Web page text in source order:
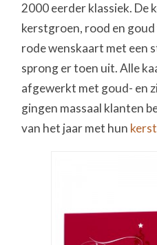
2000 eerder klassiek. De
kerstgroen, rood en goud
rode wenskaart met een
sprong er toen uit. Alle
afgewerkt met goud- en
gingen massaal klanten
van het jaar met hun